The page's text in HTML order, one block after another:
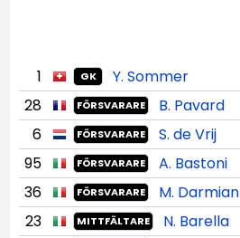
1 GK
Y. Sommer
28
FÖRSVARARE B. Pavard
6 FÖRSVARARE
S. de Vrij
95
FÖRSVARARE A. Bastoni
36 FÖRSVARARE
M. Darmian
23
MITTFÄLTARE N. Barella